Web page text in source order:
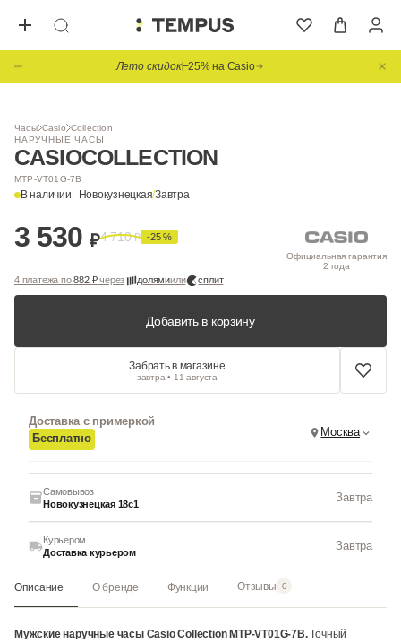
Лето скидок−25% на Casio
Часы Casio Collection
НАРУЧНЫЕ ЧАСЫ
CASIOCOLLECTION
MTP-VT01G-7B
В наличии Новокузнецкая/Завтра
3 530 ₽4 710₽ -25 %
Официальная гарантия
2 года
4 платежа по882 ₽через долямиили сплит
Добавить в корзину
Забрать в магазине
завтра • 11 августа
Доставка с примеркой
Бесплатно
Москва
Самовывоз
Новокузнецкая 18с1
Завтра
Курьером
Доставка курьером
Завтра
Описание О бренде Функции Отзывы 0
Мужские наручные часы Casio Collection MTP-VT01G-7B.Точный